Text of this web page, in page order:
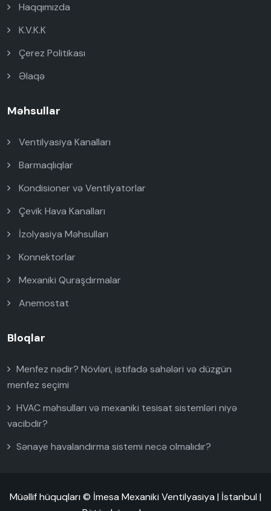
Haqqımızda
K.V.K.K
Çerez Politikası
Əlaqə
Məhsullar
Ventilyasiya Kanalları
Barmaqlıqlar
Kondisioner və Ventilyatorlar
Çevik Hava Kanalları
İzolyasiya Məhsulları
Konnektorlar
Mexaniki Quraşdırmalar
Anemostat
Bloqlar
Menfez nədir? Növləri, istifadə sahələri və düzgün
menfez seçimi
HVAC məhsulları və mexaniki tesisat sistemləri niyə
vacibdir?
Sənaye havalandırma sistemi necə olmalıdır?
Müəllif hüquqları © İmesa Mexaniki Ventilyasiya | İstanbul |